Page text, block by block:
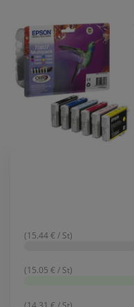
(15.44 € / St)
(15.05 € / St)